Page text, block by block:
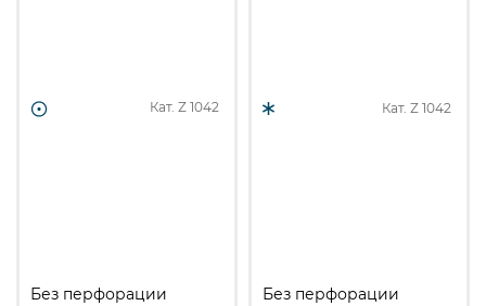
Кат. Z 1042
Без перфорации
Кат. Z 1042
Без перфорации